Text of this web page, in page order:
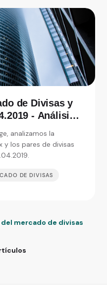
de Divisas y
- Análisis
analizamos la
y los pares de divisas
DE DIVISAS
mercado de divisas